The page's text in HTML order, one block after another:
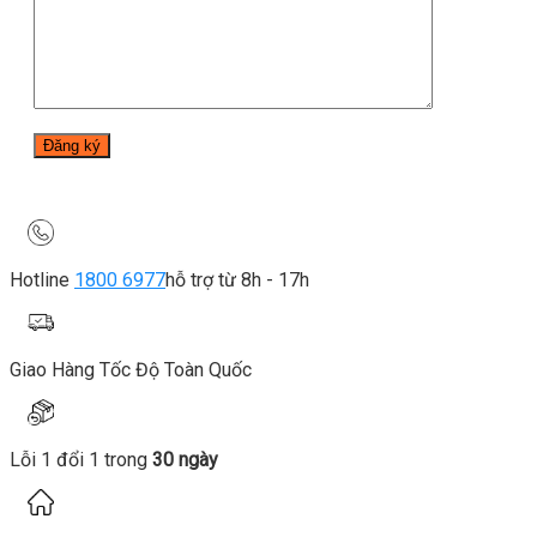
Hotline 1800 6977hỗ trợ từ 8h - 17h
Giao Hàng Tốc Độ Toàn Quốc
Lỗi 1 đổi 1 trong 30 ngày